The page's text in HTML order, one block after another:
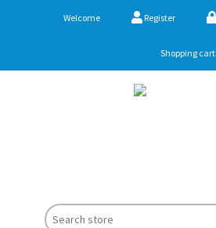
Welcome Register
Shopping cart